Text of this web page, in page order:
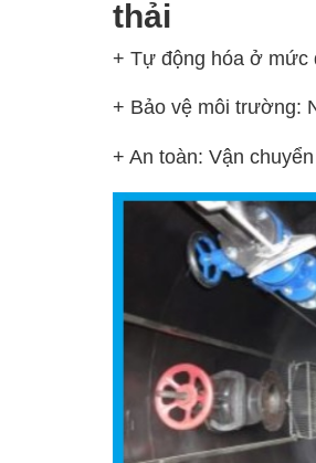
thải
+ Tự động hóa ở mức
+ Bảo vệ môi trường:
+ An toàn: Vận